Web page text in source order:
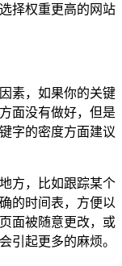
择权重更高的网站
素，如果你的关键
面没有做好，但是
字的密度方面建议
方，比如跟踪某个
的时间表，方便以
面被随意更改，或
引起更多的麻烦。